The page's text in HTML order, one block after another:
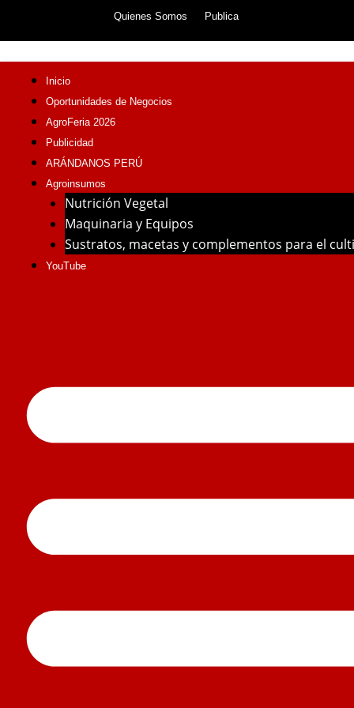
Quienes Somos Publica
Inicio
Oportunidades de Negocios
AgroFeria 2026
Publicidad
ARÁNDANOS PERÚ
Agroinsumos
Nutrición Vegetal
Maquinaria y Equipos
Sustratos, macetas y complementos para el
YouTube